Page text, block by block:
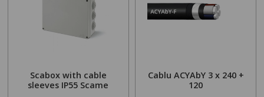
Scabox with cable
sleeves IP55 Scame
Cablu ACYAbY 3 x 240 +
120